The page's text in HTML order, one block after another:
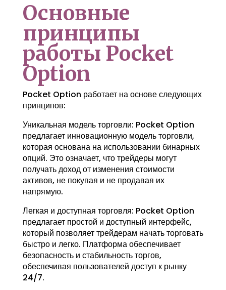
Основные
принципы
работы Pocket
Option
Pocket Option работает на основе следующих
принципов:
Уникальная модель торговли: Pocket Option
предлагает инновационную модель торговли,
которая основана на использовании бинарных
опций. Это означает, что трейдеры могут
получать доход от изменения стоимости
активов, не покупая и не продавая их
напрямую.
Легкая и доступная торговля: Pocket Option
предлагает простой и доступный интерфейс,
который позволяет трейдерам начать торговать
быстро и легко. Платформа обеспечивает
безопасность и стабильность торгов,
обеспечивая пользователей доступ к рынку
24/7.